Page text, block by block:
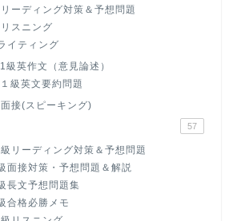
ーディング対策＆予想問題
スニング
イティング
級英作文（意見論述）
級英文要約問題
接(スピーキング)
57
リーディング対策＆予想問題
面接対策・予想問題＆解説
長文予想問題集
合格必勝メモ